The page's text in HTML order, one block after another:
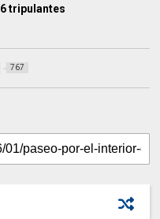
tripulantes
767